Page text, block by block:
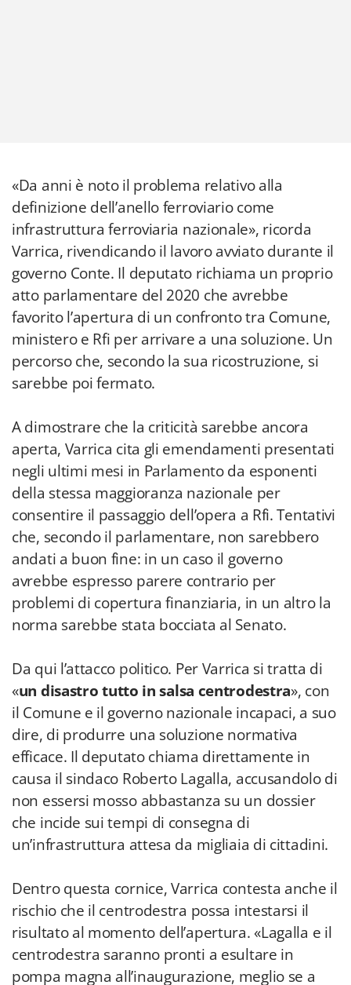
«Da anni è noto il problema relativo alla
definizione dell’anello ferroviario come
infrastruttura ferroviaria nazionale», ricorda
Varrica, rivendicando il lavoro avviato durante il
governo Conte. Il deputato richiama un proprio
atto parlamentare del 2020 che avrebbe
favorito l’apertura di un confronto tra Comune,
ministero e Rfi per arrivare a una soluzione. Un
percorso che, secondo la sua ricostruzione, si
sarebbe poi fermato.
A dimostrare che la criticità sarebbe ancora
aperta, Varrica cita gli emendamenti presentati
negli ultimi mesi in Parlamento da esponenti
della stessa maggioranza nazionale per
consentire il passaggio dell’opera a Rfi. Tentativi
che, secondo il parlamentare, non sarebbero
andati a buon fine: in un caso il governo
avrebbe espresso parere contrario per
problemi di copertura finanziaria, in un altro la
norma sarebbe stata bocciata al Senato.
Da qui l’attacco politico. Per Varrica si tratta di
«un disastro tutto in salsa centrodestra», con
il Comune e il governo nazionale incapaci, a suo
dire, di produrre una soluzione normativa
efficace. Il deputato chiama direttamente in
causa il sindaco Roberto Lagalla, accusandolo di
non essersi mosso abbastanza su un dossier
che incide sui tempi di consegna di
un’infrastruttura attesa da migliaia di cittadini.
Dentro questa cornice, Varrica contesta anche il
rischio che il centrodestra possa intestarsi il
risultato al momento dell’apertura. «Lagalla e il
centrodestra saranno pronti a esultare in
pompa magna all’inaugurazione, meglio se a